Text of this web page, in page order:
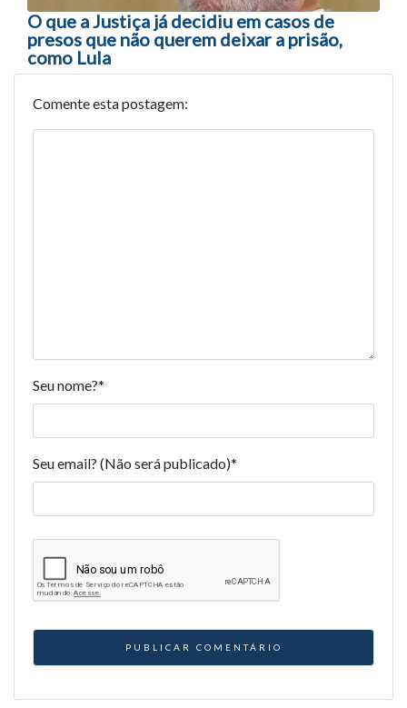
O que a Justiça já decidiu em casos de
presos que não querem deixar a prisão,
como Lula
Comente esta postagem:
Seu nome?*
Seu email? (Não será publicado)*